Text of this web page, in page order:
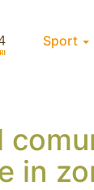
Sport
in